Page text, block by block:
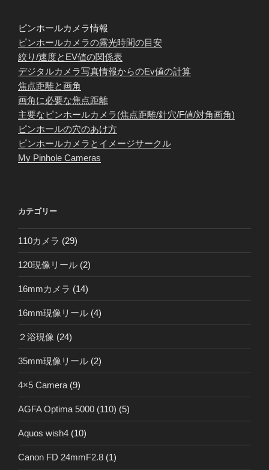
ピンホールカメラ情報
ピンホールカメラの露光時間の目安
絞り/速度とEV値の関係表
デジタルカメラ写真情報からのEv値の計算
焦点距離と画角
画角に必要な焦点距離
主要なピンホールカメラ(焦点距離/針穴/F値/対角画角)
ピンホールの穴のあけ方
ピンホールカメラとイメージサークル
My Pinhole Cameras
カテゴリー
110カメラ (29)
120現像リール (2)
16mmカメラ (14)
16mm現像リール (4)
２浴現像 (24)
35mm現像リール (2)
4×5 Camera (9)
AGFA Optima 5000 (110) (5)
Aquos wish4 (10)
Canon FD 24mmF2.8 (1)